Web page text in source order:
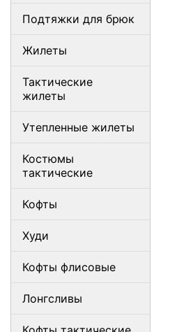
Подтяжки для брюк
Жилеты
Тактические
жилеты
Утепленные жилеты
Костюмы
тактические
Кофты
Худи
Кофты флисовые
Лонгсливы